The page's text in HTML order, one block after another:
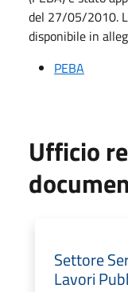
del 27/05/2010.
disponibile in
PEBA
Ufficio
Settore
Lavori